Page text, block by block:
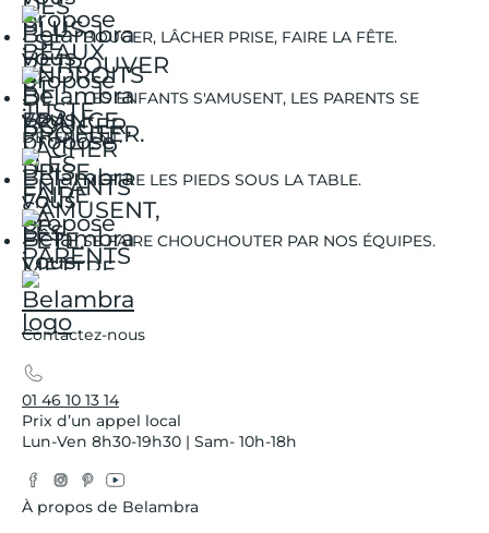
BOUGER, LÂCHER PRISE, FAIRE LA FÊTE.
LES ENFANTS S'AMUSENT, LES PARENTS SE
DÉTENDENT.
METTRE LES PIEDS SOUS LA TABLE.
SE FAIRE CHOUCHOUTER PAR NOS ÉQUIPES.
Contactez-nous
01 46 10 13 14
Prix d’un appel local
Lun-Ven 8h30-19h30 | Sam- 10h-18h
Facebook
Instagram
Pinterest
YouTube
À propos de Belambra